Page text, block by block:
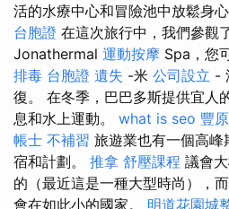
活的水療中心和冒險池中放鬆身心
台胞證 在這次旅行中，我們參觀
Jonathermal 運動按摩 Spa，您
排毒 台胞證 遺失 -米 公司設立 -
復。 在冬季，巴巴多斯提供宜人
息和水上運動。 what is seo 豐
帳士 不補習 旅遊業也有一個高
宿和計劃。 推拿 舒壓課程 議會
的（最近這是一種大型時尚），
會在如此小的國家。 明道花園城